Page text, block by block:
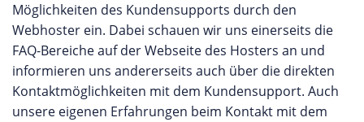
Möglichkeiten des Kundensupports durch den
Webhoster ein. Dabei schauen wir uns einerseits die
FAQ-Bereiche auf der Webseite des Hosters an und
informieren uns andererseits auch über die direkten
Kontaktmöglichkeiten mit dem Kundensupport. Auch
unsere eigenen Erfahrungen beim Kontakt mit dem